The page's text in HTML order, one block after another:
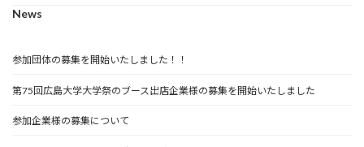
News
参加団体の募集を開始いたしました！！
第75回広島大学大学祭のブース出店企業様の募集を開始いたしました
参加企業様の募集について